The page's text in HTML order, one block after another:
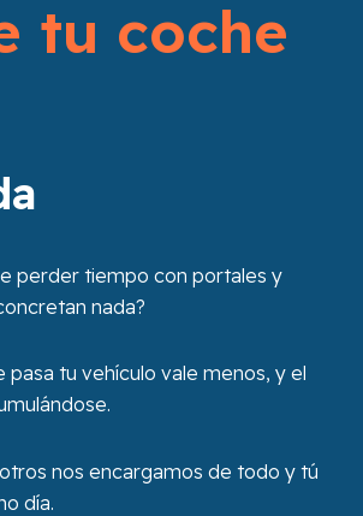
tu coche
perder tiempo con portales y
nada?
pasa tu vehículo vale menos, y el
nos encargamos de todo y tú
día.